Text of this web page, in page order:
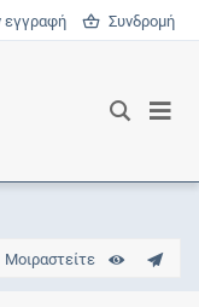
Συνδρομή
Μοιραστείτε